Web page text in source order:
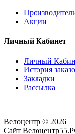
Акции
Личный Кабинет
Личный
История
Закладки
Рассылка
Велоцентр © 2026
Сайт